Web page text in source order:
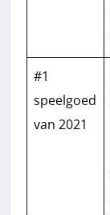
#1
speelgoed
van 2021